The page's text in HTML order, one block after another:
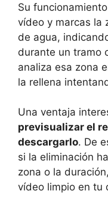
Su
vídeo y marcas la
de agua,
durante un tramo
analiza esa zona
la rellena
Una ventaja
previsualizar el
descargarlo. De
si la eliminación
zona o la
vídeo limpio en tu